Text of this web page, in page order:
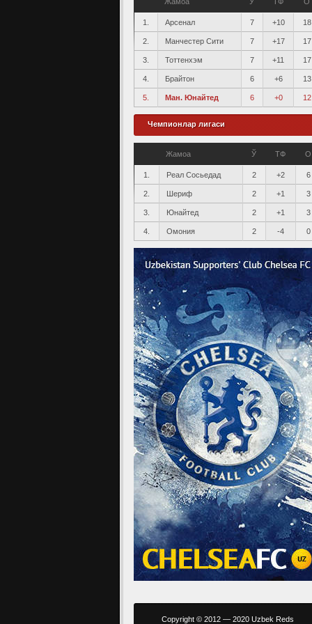
1. Арсенал 7 +10 18
2. Манчестер Сити 7 +17 17
3. Тоттенхэм 7 +11 17
4. Брайтон 6 +6 13
5. Ман. Юнайтед 6 +0 12
Чемпионлар лигаси
Жамоа Ў ТФ О
1. Реал Сосьедад 2 +2 6
2. Шериф 2 +1 3
3. Юнайтед 2 +1 3
4. Омония 2 -4 0
Copyright © 2012 — 2020 Uzbek Reds